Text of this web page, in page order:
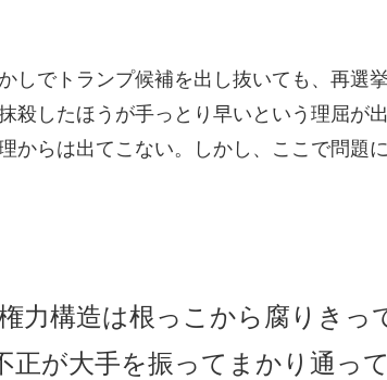
しでトランプ候補を出し抜いても、再選
殺したほうが手っとり早いという理屈が
からは出てこない。しかし、ここで問題
力構造は根っこから腐りきっ
正が大手を振ってまかり通って